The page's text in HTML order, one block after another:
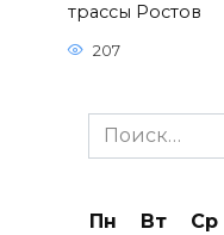
трассы Ростов
207
Search
for:
Пн Вт Ср